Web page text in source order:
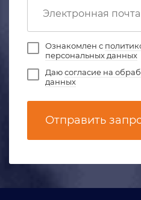
Ознакомлен с
персональных данных
Даюсогласие на
данных
Отправить